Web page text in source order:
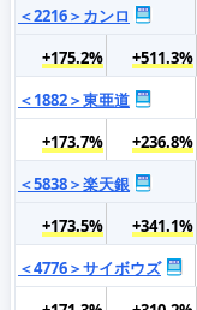
＜2216＞カンロ
+175.2%
+511.3%
＜1882＞東亜道
+173.7%
+236.8%
＜5838＞楽天銀
+173.5%
+341.1%
＜4776＞サイボウズ